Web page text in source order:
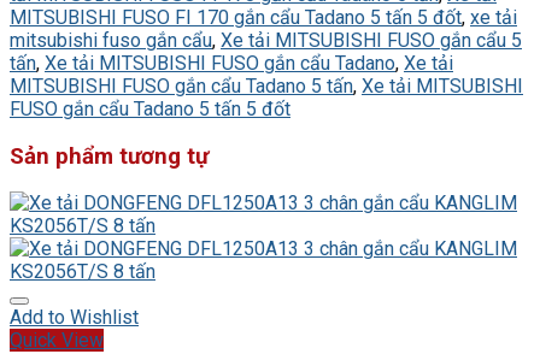
MITSUBISHI FUSO FI 170 gắn cẩu Tadano 5 tấn 5 đốt, xe tải
mitsubishi fuso gắn cẩu, Xe tải MITSUBISHI FUSO gắn cẩu 5
tấn, Xe tải MITSUBISHI FUSO gắn cẩu Tadano, Xe tải
MITSUBISHI FUSO gắn cẩu Tadano 5 tấn, Xe tải MITSUBISHI
FUSO gắn cẩu Tadano 5 tấn 5 đốt
Sản phẩm tương tự
Add to Wishlist
Quick View